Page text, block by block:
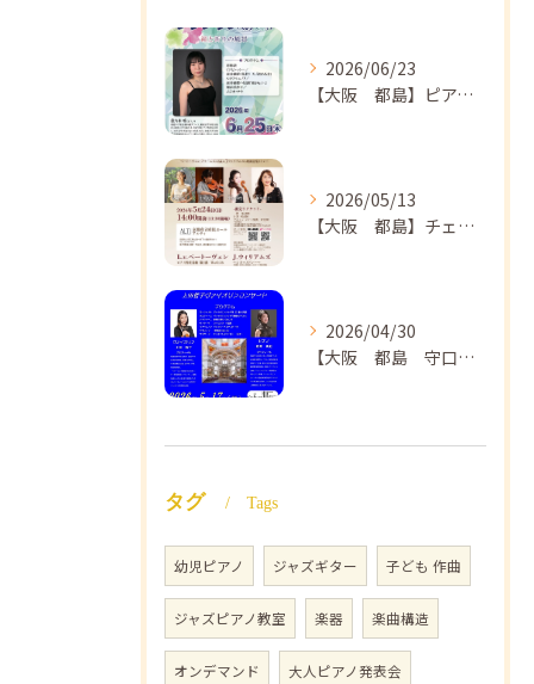
2026/06/23
【大阪 都島】ピアノ教室ならNAOMIミュージックスクール ピアノ講師 佐々木唯先生のコンサートのご案内🎵
2026/05/13
【大阪 都島】チェロ教室 NAOMIミュージックスクール❣️チェリスト中島紗理先生のコンサートのご案内🎵
2026/04/30
【大阪 都島 守口】ヴァイオリン教室❣️NAOMIミュージックスクール🎵ヴァイオリン講師 上田哲子先生のコンサートのご案内❗️
タグ Tags
幼児ピアノ ジャズギター 子ども 作曲
ジャズピアノ教室 楽器 楽曲構造
オンデマンド 大人ピアノ発表会